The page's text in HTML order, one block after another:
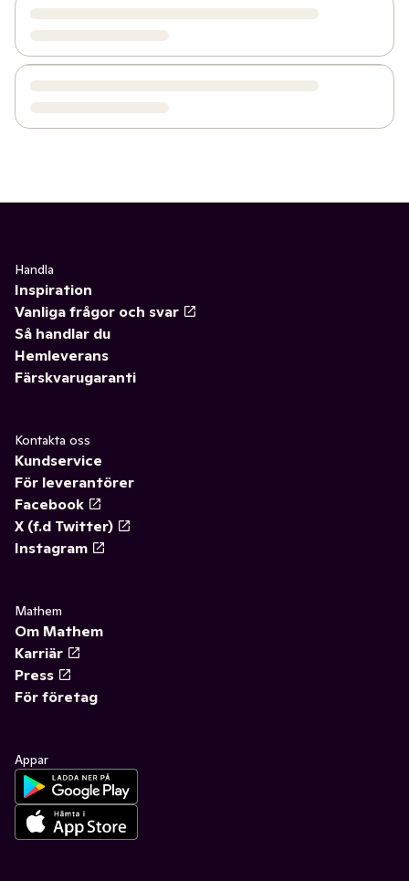
Handla
Inspiration
Vanliga frågor och svar
Så handlar du
Hemleverans
Färskvarugaranti
Kontakta oss
Kundservice
För leverantörer
Facebook
X (f.d Twitter)
Instagram
Mathem
Om Mathem
Karriär
Press
För företag
Appar